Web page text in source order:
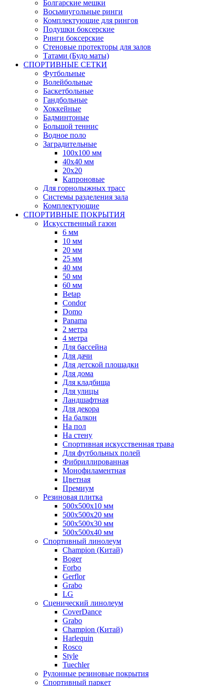
Болгарские мешки
Восьмиугольные ринги
Комплектующие для рингов
Подушки боксерские
Ринги боксерские
Стеновые протекторы для залов
Татами (Будо маты)
СПОРТИВНЫЕ СЕТКИ
Футбольные
Волейбольные
Баскетбольные
Гандбольные
Хоккейные
Бадминтоные
Большой теннис
Водное поло
Заградительные
100х100 мм
40х40 мм
20х20
Капроновые
Для горнолыжных трасс
Системы разделения зала
Комплектующие
СПОРТИВНЫЕ ПОКРЫТИЯ
Искусственный газон
6 мм
10 мм
20 мм
25 мм
40 мм
50 мм
60 мм
Betap
Condor
Domo
Panama
2 метра
4 метра
Для бассейна
Для дачи
Для детской площадки
Для дома
Для кладбища
Для улицы
Ландшафтная
Для декора
На балкон
На пол
На стену
Спортивная искусственная трава
Для футбольных полей
Фибриллированная
Монофиламентная
Цветная
Премиум
Резиновая плитка
500х500х10 мм
500х500х20 мм
500х500х30 мм
500х500х40 мм
Спортивный линолеум
Champion (Китай)
Boger
Forbo
Gerflor
Grabo
LG
Сценический линолеум
CoverDance
Grabo
Champion (Китай)
Harlequin
Rosco
Style
Tuechler
Рулонные резиновые покрытия
Спортивный паркет